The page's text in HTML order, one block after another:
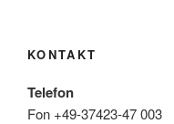
KONTAKT
Telefon
Fon +49-37423-47 003